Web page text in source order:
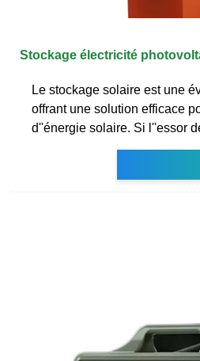
Stockage électricité
Le stockage solaire est une
offrant une solution efficace
d''énergie solaire. Si l''essor